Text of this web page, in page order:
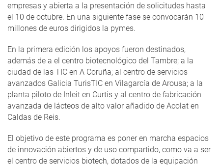
empresas y abierta a la presentación de solicitudes hasta
el 10 de octubre. En una siguiente fase se convocarán 10
millones de euros dirigidos la pymes.
En la primera edición los apoyos fueron destinados,
además de a el centro biotecnológico del Tambre; a la
ciudad de las TIC en A Coruña; al centro de servicios
avanzados Galicia TurisTIC en Vilagarcía de Arousa; a la
planta piloto de Inleit en Curtis y al centro de fabricación
avanzada de lácteos de alto valor añadido de Acolat en
Caldas de Reis.
El objetivo de este programa es poner en marcha espacios
de innovación abiertos y de uso compartido, como va a ser
el centro de servicios biotech, dotados de la equipación